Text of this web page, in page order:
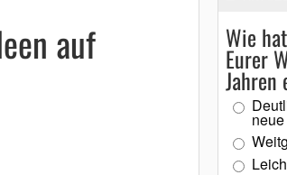
auf
Wie
Eurer